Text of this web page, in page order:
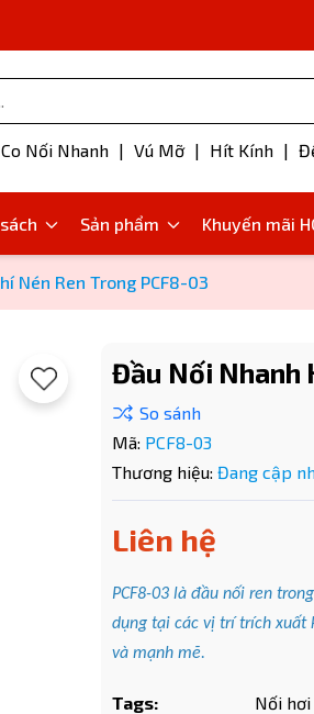
Co Nối Nhanh | Vú Mỡ | Hít Kính |
Sản phẩm Khuyến mãi
Nén Ren Trong PCF8-03
Đầu Nối Nhanh
Mã: PCF8-03
Thương hiệu: Đang cập
Liên hệ
PCF8-03 là đầu nối ren
dụng tại các vị trí trích xuất
và mạnh mẽ.
Tags: Nối hơi